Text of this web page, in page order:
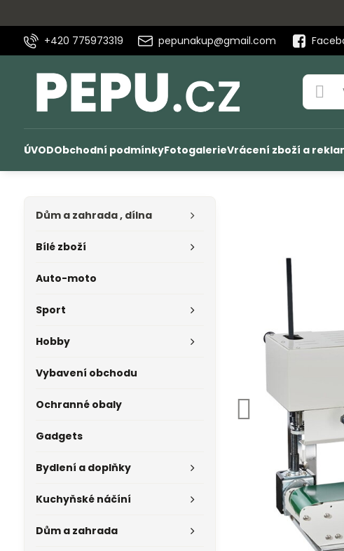
+420 775973319
pepunakup@gmail.com
ÚVODObchodní podmínkyFotogalerieVrácení zboží a
Dům a zahrada , dílna
Bílé zboží
Auto-moto
Sport
Hobby
Vybavení obchodu
Ochranné obaly
Gadgets
Bydlení a doplňky
Kuchyňské náčíní
Dům a zahrada